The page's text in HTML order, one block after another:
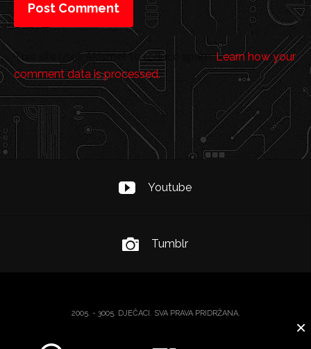
This site uses Akismet to reduce spam.Learn how your
comment data is processed.
Youtube
Tumblr
2005. - 3005. DJEČACI. SVA PRAVA PRIDRŽANA.